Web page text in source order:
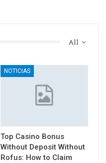
All
NOTICIAS
Top Casino Bonus
Without Deposit Without
Rofus: How to Claim